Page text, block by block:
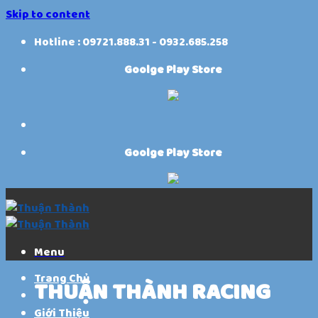
Skip to content
Hotline : 09721.888.31 - 0932.685.258
Goolge Play Store
Goolge Play Store
Menu
THUẬN THÀNH RACING
Trang Chủ
Giới Thiệu